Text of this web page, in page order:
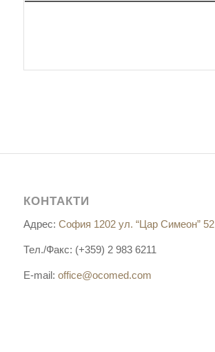
КОНТАКТИ
Адрес: София 1202 ул. “Цар Симеон” 52
Тел./Факс: (+359) 2 983 6211
E-mail: office@ocomed.com